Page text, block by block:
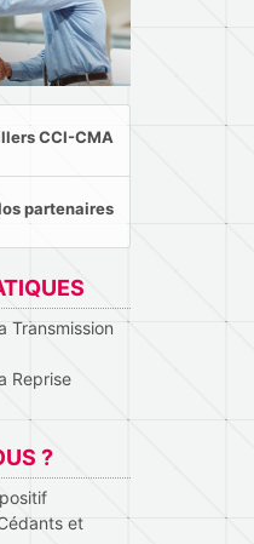
CCI-CMA
partenaires
Transmission
Reprise
?
et